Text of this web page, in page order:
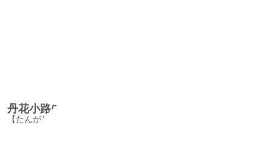
丹花小路/TangaShojiAlley
【たんがしょうじ】という路地には興味深い歴史の謎が。